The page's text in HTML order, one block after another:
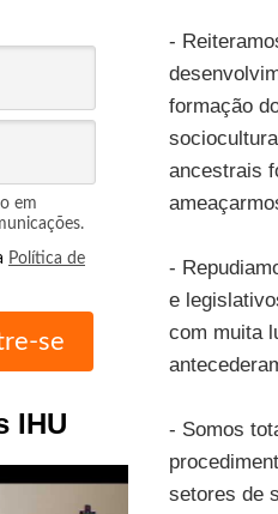
em
Política de
IHU
-
formação
ancestrais
-
e
com muita
- Somos
setores de